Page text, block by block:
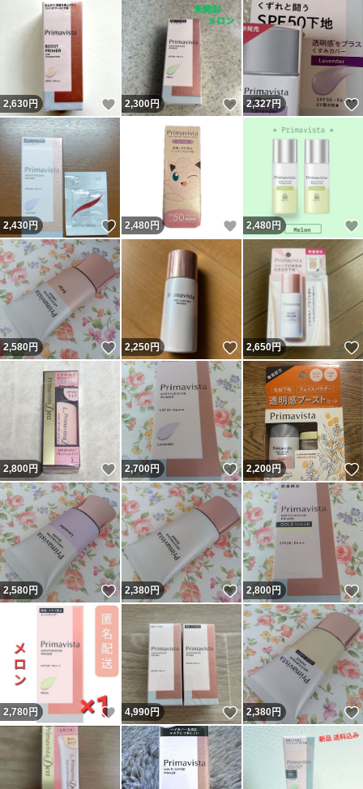
2,630円 いいね！
2,300円 いいね！
2,327円
2,430円 いいね！
2,480 円 いいね！
2,480円
2,580円 いいね！
2,250円 いいね！
2,650円
2,800円 いいね！
2,700円 いいね！
2,200円
2,580円 いいね！
2,380円 いいね！
2,800円
2,780 円 いいね！
4,990円 いいね！
2,380円